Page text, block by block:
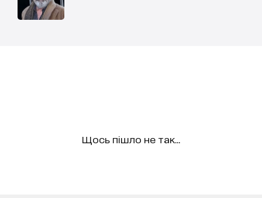
Щось пішло не так...